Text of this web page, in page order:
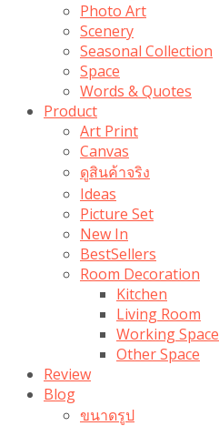
Photo Art
Scenery
Seasonal Collection
Space
Words & Quotes
Product
Art Print
Canvas
ดูสินค้าจริง
Ideas
Picture Set
New In
BestSellers
Room Decoration
Kitchen
Living Room
Working Space
Other Space
Review
Blog
ขนาดรูป